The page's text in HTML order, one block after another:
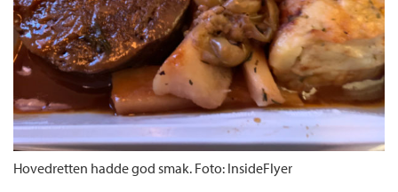
Hovedretten hadde god smak. Foto: InsideFlyer